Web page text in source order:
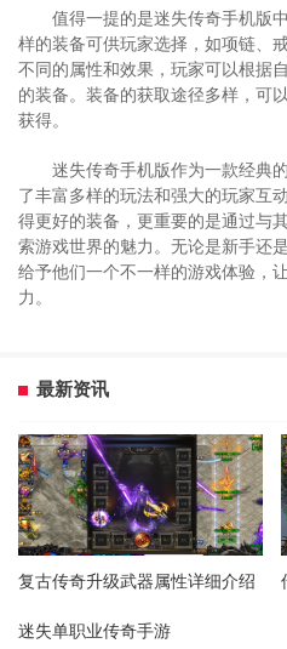
值得一提的是迷失传奇手机版
样的装备可供玩家选择，如项链、
不同的属性和效果，玩家可以根据
的装备。装备的获取途径多样，可
获得。
迷失传奇手机版作为一款经典
了丰富多样的玩法和强大的玩家互
得更好的装备，更重要的是通过与
索游戏世界的魅力。无论是新手还
给予他们一个不一样的游戏体验，
力。
最新资讯
复古传奇升级武器属性详细介绍
迷失单职业传奇手游